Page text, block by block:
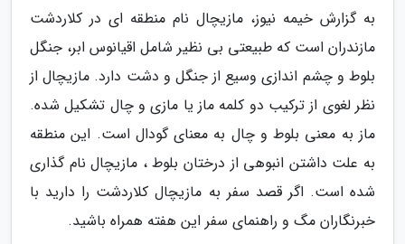
به گزارش خیمه نیوز، مازیچال نام منطقه ای در کلاردشت
مازندران است که طبیعتی بی نظیر شامل اقیانوس ابر، جنگل
بلوط و چشم اندازی وسیع از جنگل و دشت دارد. مازیچال از
نظر لغوی از ترکیب دو کلمه ماز یا مازی و چال تشکیل شده.
ماز به معنی بلوط و چال به معنای گودال است. این منطقه
به علت داشتن انبوهی از درختان بلوط ، مازیچال نام گذاری
شده است. اگر قصد سفر به مازیچال کلاردشت را دارید با
خبرنگاران مگ و راهنمای سفر این هفته همراه باشید.